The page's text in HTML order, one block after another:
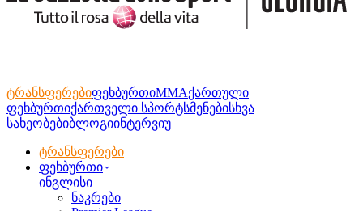
ტრანსფერებიფეხბურთიMMAქართული
ფეხბურთიქართველი სპორტსმენებისხვა
სახეობებიბლოგიინტერვიუ
ტრანსფერები
ფეხბურთი
ინგლისი
ნაკრები